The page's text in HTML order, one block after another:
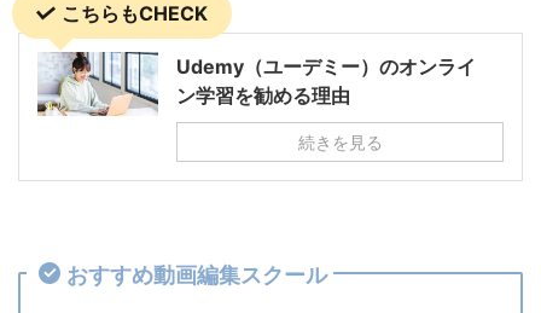
こちらもCHECK
Udemy（ユーデミー）のオンライ
ン学習を勧める理由
続きを見る
おすすめ動画編集スクール